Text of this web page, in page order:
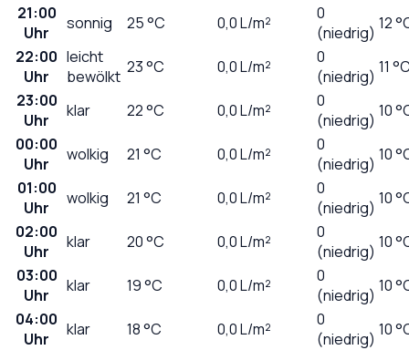
21:00
Uhr
sonnig 25°C 0,0L/m²
0
(niedrig) 12
22:00
Uhr
leicht
bewölkt 23°C 0,0L/m²
0
(niedrig) 11
23:00
Uhr
klar 22°C 0,0L/m²
0
(niedrig) 10
00:00
Uhr
wolkig 21 °C 0,0L/m²
0
(niedrig) 10
01:00
Uhr
wolkig 21 °C 0,0L/m²
0
(niedrig) 10
02:00
Uhr
klar 20°C 0,0L/m²
0
(niedrig) 10
03:00
Uhr
klar 19°C 0,0L/m²
0
(niedrig) 10
04:00
Uhr
klar 18°C 0,0L/m²
0
(niedrig) 10